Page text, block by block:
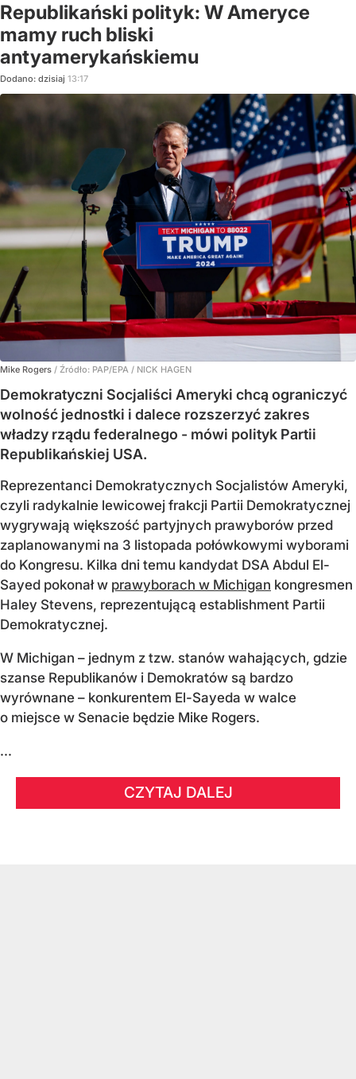
Republikański polityk: W Ameryce
mamy ruch bliski
antyamerykańskiemu
Dodano: dzisiaj 13:17
Mike Rogers / Źródło: PAP/EPA / NICK HAGEN
Demokratyczni Socjaliści Ameryki chcą ograniczyć
wolność jednostki i dalece rozszerzyć zakres
władzy rządu federalnego - mówi polityk Partii
Republikańskiej USA.
Reprezentanci Demokratycznych Socjalistów Ameryki,
czyli radykalnie lewicowej frakcji Partii Demokratycznej
wygrywają większość partyjnych prawyborów przed
zaplanowanymi na 3 listopada połówkowymi wyborami
do Kongresu. Kilka dni temu kandydat DSA Abdul El-
Sayed pokonał w prawyborach w Michigan kongresmen
Haley Stevens, reprezentującą establishment Partii
Demokratycznej.
W Michigan – jednym z tzw. stanów wahających, gdzie
szanse Republikanów i Demokratów są bardzo
wyrównane – konkurentem El-Sayeda w walce
o miejsce w Senacie będzie Mike Rogers.
...
CZYTAJ DALEJ